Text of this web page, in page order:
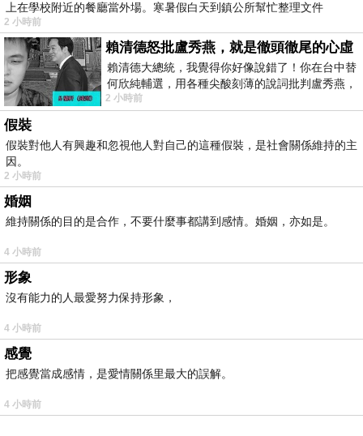
上在學校附近的餐廳當外場。寒暑假白天到鎮公所幫忙整理文件
2 小時前
賴清德怒批盧秀燕，就是徹頭徹尾的心虛
賴清德大總統，我覺得你好像說錯了！你在台中替
何欣純輔選，用各種尖酸刻薄的說詞批判盧秀燕，
罵她施政滿意度輸給陳其邁，甚至還說盧
2 小時前
假裝
假裝對他人有興趣和忽視他人對自己的這種假裝，是社會關係維持的主
因。
2 小時前
婚姻
維持關係的目的是合作，不要什麼事都講到感情。婚姻，亦如是。
4 小時前
形象
沒有能力的人最愛努力保持形象，
4 小時前
感覺
把感覺當成感情，是愛情關係里最大的誤解。
4 小時前